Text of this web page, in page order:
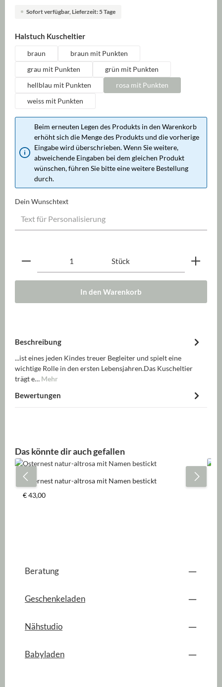
Sofort verfügbar, Lieferzeit: 5 Tage
Halstuch Kuscheltierauswählen
braun
braun mit Punkten
grau mit Punkten
grün mit Punkten
hellblau mit Punkten
rosa mit Punkten
weiss mit Punkten
Beim erneuten Legen des Produkts in den Warenkorb
erhöht sich die Menge des Produkts und die vorherige
Eingabe wird überschrieben. Wenn Sie weitere,
abweichende Eingaben bei dem gleichen Produkt
wünschen, führen Sie bitte eine weitere Bestellung
durch.
Dein Wunschtext
Produkt Anzahl: Gib den gewünschten Wert ein
Stück
In den Warenkorb
Beschreibung
...ist eines jeden Kindes treuer Begleiter und spielt eine
wichtige Rolle in den ersten Lebensjahren.Das Kuscheltier
trägt e… Mehr
Bewertungen
Produktgalerie überspringen
Das könnte dir auch gefallen
Osternest natur-altrosa mit Namen bestickt
Regulärer Preis:
€ 43,00
Beratung
Geschenkeladen
Nähstudio
Babyladen